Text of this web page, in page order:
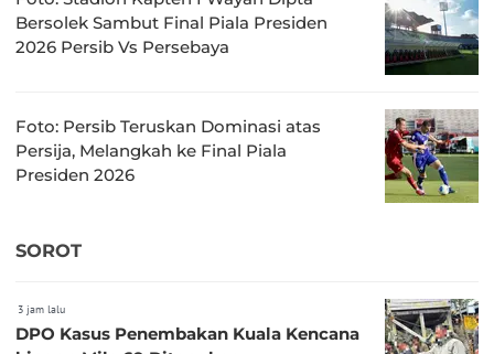
Bersolek Sambut Final Piala Presiden
2026 Persib Vs Persebaya
Foto: Persib Teruskan Dominasi atas
Persija, Melangkah ke Final Piala
Presiden 2026
SOROT
3 jam lalu
DPO Kasus Penembakan Kuala Kencana